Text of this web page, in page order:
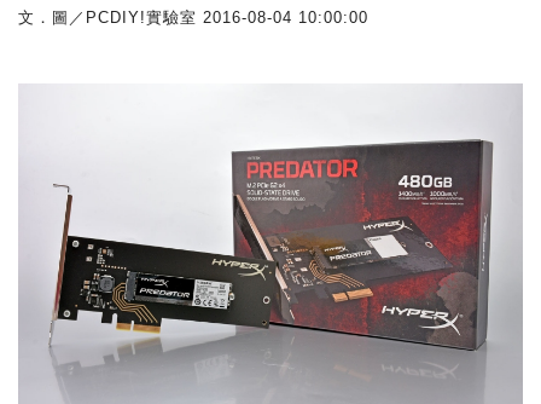
文．圖／PCDIY!實驗室 2016-08-04 10:00:00